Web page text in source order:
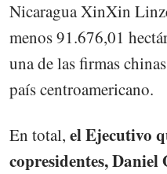
Nicaragua XinXin
menos 91.676,01
una de las firmas
país centroamericano.
En total, el Ejecutivo
copresidentes, Daniel